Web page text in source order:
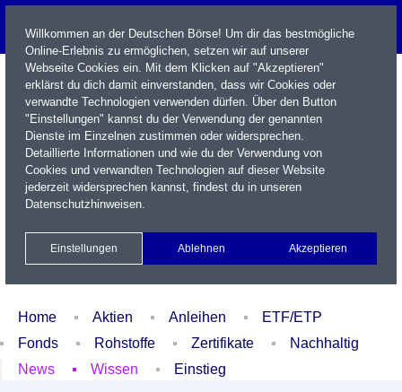
Name / WKN / ISIN / Kürzel
Xetra Realtime
Watchlist Portfolio Login
Home Aktien Anleihen
ETF/ETP
Fonds
Rohstoffe Zertifikate
Nachhaltig
News
Wissen Einstieg
Willkommen an der Deutschen Börse! Um dir das bestmögliche
Online-Erlebnis zu ermöglichen, setzen wir auf unserer
Webseite Cookies ein. Mit dem Klicken auf "Akzeptieren"
erklärst du dich damit einverstanden, dass wir Cookies oder
verwandte Technologien verwenden dürfen. Über den Button
"Einstellungen" kannst du der Verwendung der genannten
Dienste im Einzelnen zustimmen oder widersprechen.
Detaillierte Informationen und wie du der Verwendung von
Cookies und verwandten Technologien auf dieser Website
jederzeit widersprechen kannst, findest du in unseren
Datenschutzhinweisen.
Einstellungen Ablehnen Akzeptieren